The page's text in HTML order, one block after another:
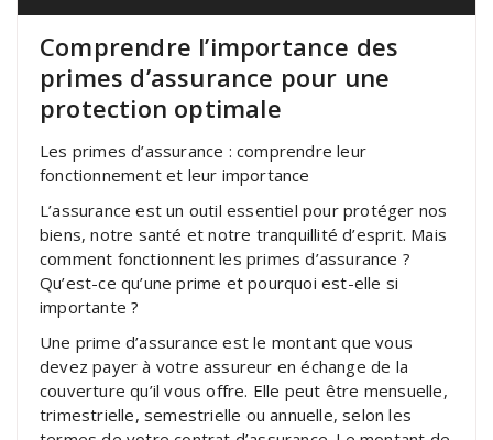
Comprendre l’importance des
primes d’assurance pour une
protection optimale
Les primes d’assurance : comprendre leur
fonctionnement et leur importance
L’assurance est un outil essentiel pour protéger nos
biens, notre santé et notre tranquillité d’esprit. Mais
comment fonctionnent les primes d’assurance ?
Qu’est-ce qu’une prime et pourquoi est-elle si
importante ?
Une prime d’assurance est le montant que vous
devez payer à votre assureur en échange de la
couverture qu’il vous offre. Elle peut être mensuelle,
trimestrielle, semestrielle ou annuelle, selon les